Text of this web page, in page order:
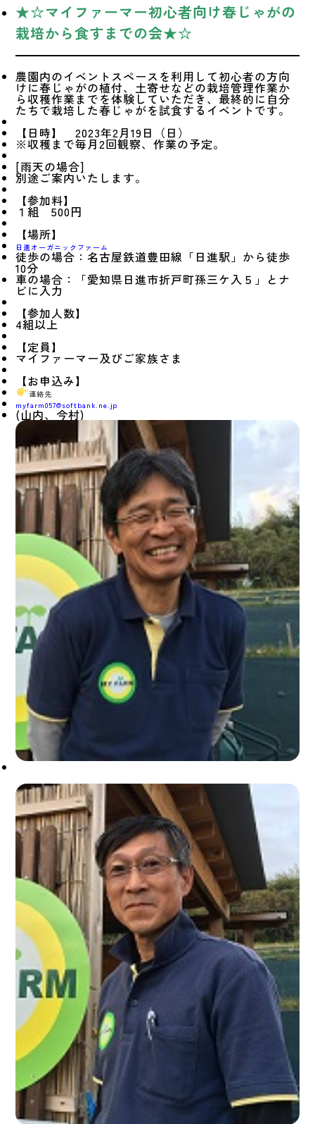
★☆マイファーマー初心者向け春じゃがの
栽培から食すまでの会★☆
農園内のイベントスペースを利用して初心者の方向
けに春じゃがの植付、土寄せなどの栽培管理作業か
ら収穫作業までを体験していただき、最終的に自分
たちで栽培した春じゃがを試食するイベントです。
【日時】 2023年2月19日（日）
※収穫まで毎月2回観察、作業の予定。
[雨天の場合]
別途ご案内いたします。
【参加料】
１組 500円
【場所】
日進オーガニックファーム
徒歩の場合：名古屋鉄道豊田線「日進駅」から徒歩
10分
車の場合：「愛知県日進市折戸町孫三ケ入５」とナ
ビに入力
【参加人数】
4組以上
【定員】
マイファーマー及びご家族さま
【お申込み】
連絡先
myfarm057@softbank.ne.jp
(山内、今村)